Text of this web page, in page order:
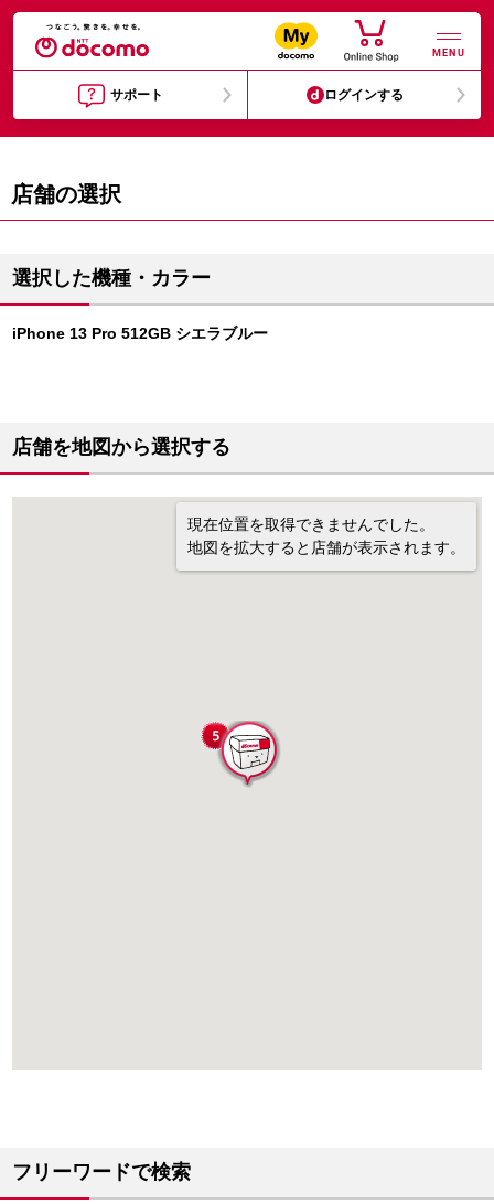
MENU
サポート ログインする
店舗の選択
選択した機種・カラー
iPhone 13 Pro 512GB シエラブルー
店舗を地図から選択する
現在位置を取得できませんでした。
地図を拡大すると店舗が表示されます。
フリーワードで検索